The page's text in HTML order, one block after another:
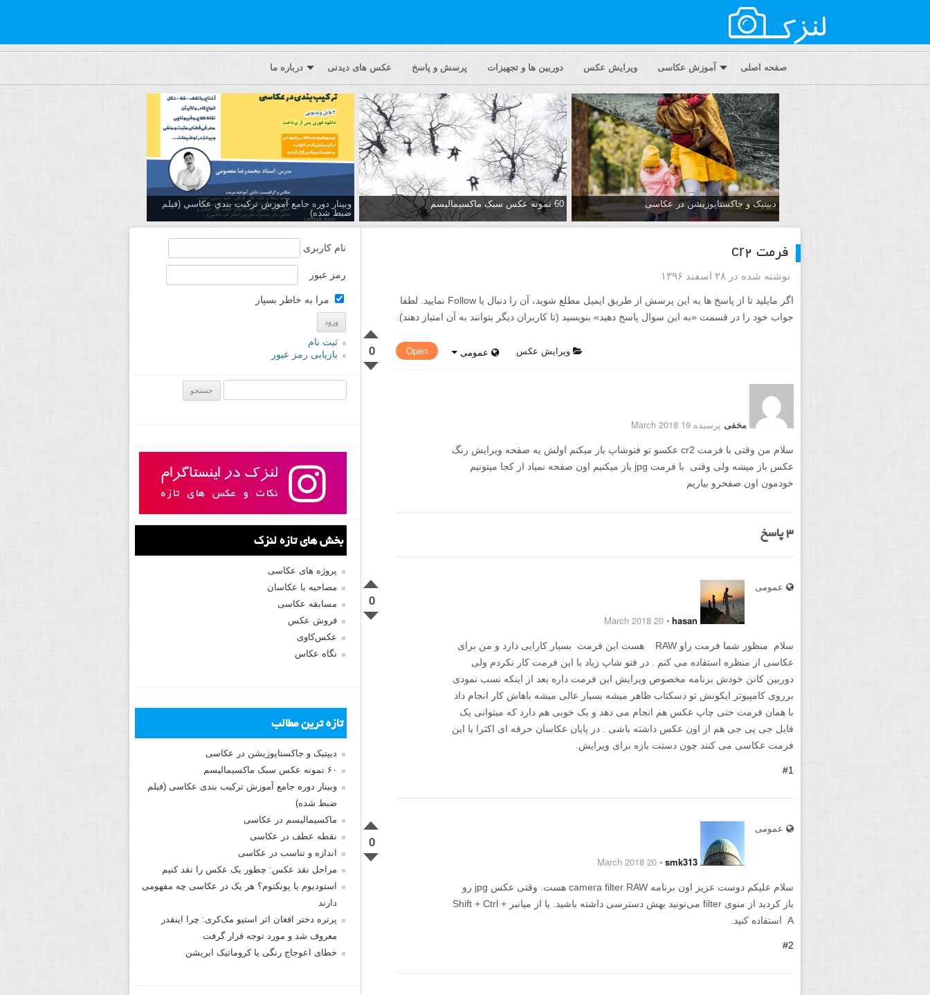
صفحه اصلی آموزش عکاسی ویرایش عکس دوربین ها و تجهیزات پرسش و پاسخ عکس های دیدنی درباره ما
دیپتیک و جاکستا‌پوزیشن در عکاسی 60 نمونه عکس سبک ماکسیمالیسم
وبینار دوره جامع آموزش تركيب بندي عكاسي (فیلم
ضبط شده)
فرمت cr2
نوشته شده در ۲۸ اسفند ۱۳۹۶
اگر مایلید تا از پاسخ ها به این پرسش از طریق ایمیل مطلع شوید، آن را دنبال یا Follow نمایید. لطفا
جواب خود را در قسمت «به این سوال پاسخ دهید» بنویسید (تا کاربران دیگر بتوانند به آن امتیاز دهند).
0 Open عمومی ویرایش عکس
مخفی پرسیده 19 March 2018
سلام من وقتی با فرمت cr2 عکسو تو فتوشاپ باز میکنم اولش یه صفحه ویرایش رنگ
عکس باز میشه ولی وقتی با فرمت jpg باز میکنیم اون صفحه نمیاد از کجا میتونیم
خودمون اون صفحرو بیاریم
3پاسخ
0
عمومی
hasan
⋅
20 March 2018
سلام منظور شما فرمت راو RAW هست این فرمت بسیار کارایی دارد و من برای
عکاسی از منظره استفاده می کنم . در فتو شاپ زیاد با این فرمت کار نکردم ولی
دوربین کانن خودش برنامه مخصوص ویرایش این فرمت داره بعد از اینکه نسب نمودی
برروی کامپیوتر ایکونش تو دسکتاب ظاهر میشه بسیار عالی میشه باهاش کار انجام داد
با همان فرمت حتی چاپ عکس هم انجام می دهد و یک خوبی هم دارد که میتوانی یک
فایل جی پی جی هم از اون عکس داشته باشی . در پایان عکاسان حرفه ای اکثرا با این
فرمت عکاسی می کنند چون دستت بازه برای ویرایش.
#1
0
عمومی
smk313
⋅
20 March 2018
سلام علیکم دوست عزیز اون برنامه camera filter RAW هست. وقتی عکس jpg رو
باز کردید از منوی filter می‌تونید بهش دسترسی داشته باشید. یا از میانبر Shift + Ctrl +
A استفاده کنید.
#2
نام کاربری
رمز عبور
مرا به خاطر بسپار
ثبت نام
بازیابی رمز عبور
بخش های تازه لنزک
پروژه های عکاسی
مصاحبه با عکاسان
مسابقه عکاسی
فروش عکس
عکس‌کاوی
نگاه عکاس
تازه ترین مطالب
دیپتیک و جاکستا‌پوزیشن در عکاسی
۶۰ نمونه عکس سبک ماکسیمالیسم
وبینار دوره جامع آموزش ترکیب بندی عکاسی (فیلم
ضبط شده)
ماکسیمالیسم در عکاسی
نقطه عطف در عکاسی
اندازه و تناسب در عکاسی
مراحل نقد عکس: چطور یک عکس را نقد کنیم
استودیوم یا پونکتوم؟ هر یک در عکاسی چه مفهومی
دارند
پرتره دختر افغان اثر استیو مک‌کری: چرا اینقدر
معروف شد و مورد توجه قرار گرفت
خطای اعوجاج رنگی یا کروماتیک ابریشن